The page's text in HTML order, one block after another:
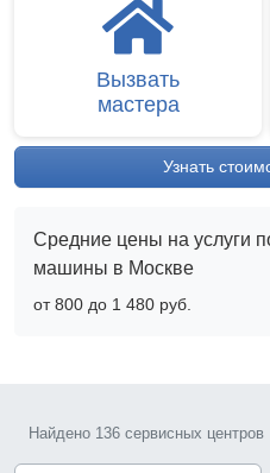
Вызвать
мастера
Узнать
Средние цены на услуги
машины в Москве
от 800 до 1 480 pyб.
Найдено 136 сервисных центров